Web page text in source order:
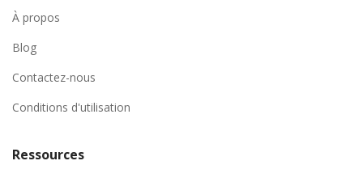
À propos
Blog
Contactez-nous
Conditions d'utilisation
Ressources